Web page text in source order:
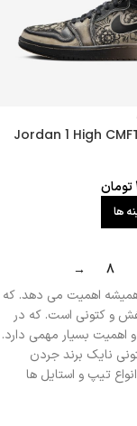
Jordan 1 High
تومان
ها
8
→
همیشه اهمیت می دهد. که
و کتونی است. که در
اهمیت بسیار مهمی دارد.
نایک برند جردن
تیپ و استایل ها